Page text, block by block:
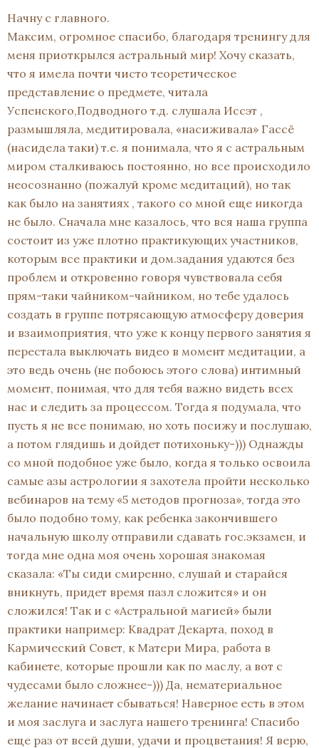
Начну с главного.
Максим, огромное спасибо, благодаря тренингу для
меня приоткрылся астральный мир! Хочу сказать,
что я имела почти чисто теоретическое
представление о предмете, читала
Успенского,Подводного т.д. слушала Иссэт ,
размышляла, медитировала, «насиживала» Гассё
(насидела таки) т.е. я понимала, что я с астральным
миром сталкиваюсь постоянно, но все происходило
неосознанно (пожалуй кроме медитаций), но так
как было на занятиях , такого со мной еще никогда
не было. Сначала мне казалось, что вся наша группа
состоит из уже плотно практикующих участников,
которым все практики и дом.задания удаются без
проблем и откровенно говоря чувствовала себя
прям-таки чайником-чайником, но тебе удалось
создать в группе потрясающую атмосферу доверия
и взаимоприятия, что уже к концу первого занятия я
перестала выключать видео в момент медитации, а
это ведь очень (не побоюсь этого слова) интимный
момент, понимая, что для тебя важно видеть всех
нас и следить за процессом. Тогда я подумала, что
пусть я не все понимаю, но хоть посижу и послушаю,
а потом глядишь и дойдет потихоньку-))) Однажды
со мной подобное уже было, когда я только освоила
самые азы астрологии я захотела пройти несколько
вебинаров на тему «5 методов прогноза», тогда это
было подобно тому, как ребенка закончившего
начальную школу отправили сдавать гос.экзамен, и
тогда мне одна моя очень хорошая знакомая
сказала: «Ты сиди смиренно, слушай и старайся
вникнуть, придет время пазл сложится» и он
сложился! Так и с «Астральной магией» были
практики например: Квадрат Декарта, поход в
Кармический Совет, к Матери Мира, работа в
кабинете, которые прошли как по маслу, а вот с
чудесами было сложнее-))) Да, нематериальное
желание начинает сбываться! Наверное есть в этом
и моя заслуга и заслуга нашего тренинга! Спасибо
еще раз от всей души, удачи и процветания! Я верю,